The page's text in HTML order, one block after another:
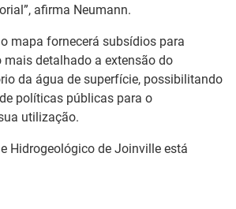
afirma Neumann.
mapa fornecerá subsídios para
detalhado a extensão do
da água de superfície, possibilitando
políticas públicas para o
utilização.
Hidrogeológico de Joinville está